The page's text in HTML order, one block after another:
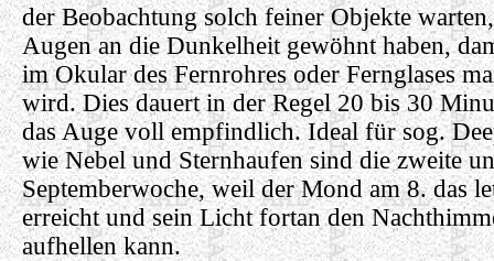
der Beobachtung solch feiner Objekte
Augen an die Dunkelheit gewöhnt haben,
im Okular des Fernrohres oder Fernglases
wird. Dies dauert in der Regel 20 bis 30
das Auge voll empfindlich. Ideal für sog.
wie Nebel und Sternhaufen sind die zweite
Septemberwoche, weil der Mond am 8. das
erreicht und sein Licht fortan den
aufhellen kann.